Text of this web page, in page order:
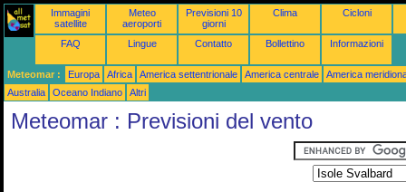
Immagini
satellite
Meteo
aeroporti
Previsioni 10
giorni
Clima Cicloni
FAQ Lingue Contatto Bollettino Informazioni
Meteomar : Europa Africa America settentrionale America centrale
America
Australia
Oceano Indiano Altri
Meteomar : Previsioni del vento